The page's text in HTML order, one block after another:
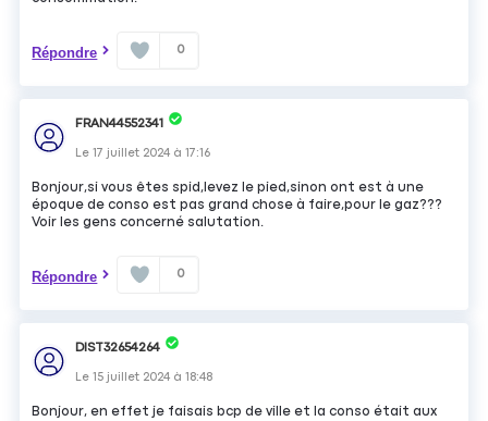
Répondre 0
FRAN44552341
Le17 juillet 2024 à17:16
Bonjour,si vous êtes spid,levez le pied,sinon ont est à une
époque de conso est pas grand chose à faire,pour le gaz???
Voir les gens concerné salutation.
Répondre 0
DIST32654264
Le15 juillet 2024 à18:48
Bonjour, en effet je faisais bcp de ville et la conso était aux